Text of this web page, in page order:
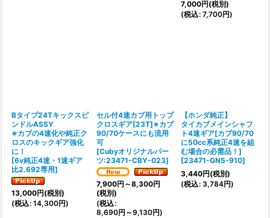
7,000円(税別)
(税込: 7,700円)
Bタイプ24Tキックスピ
ンドルASSY
※カブの4速化や純正ク
ロスのキックギア強化
に！
[6v純正4速・1速ギア
比2.692専用]
13,000円(税別)
(税込: 14,300円)
セル付4速カブ用トップ
クロスギア[23T]※カブ
90/70ケースにも流用
可
[Cubyオリジナルパー
ツ:23471-CBY-023]
7,900円 ～8,300円
(税別)
(税込:
8,690円 ～9,130円)
【ホンダ純正】
タイカブメインシャフ
ト4速ギア[カブ90/70
に50cc系純正4速を組
む場合の必需品！]
[23471-GN5-910]
3,440円(税別)
(税込: 3,784円)